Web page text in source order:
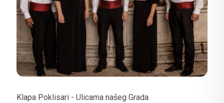
Klapa Poklisari - Ulicama našeg Grada